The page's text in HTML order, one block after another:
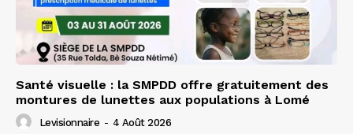
Santé visuelle : la SMPDD offre gratuitement des
montures de lunettes aux populations à Lomé
Levisionnaire - 4 Août 2026